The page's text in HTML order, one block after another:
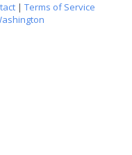
| Terms of Service